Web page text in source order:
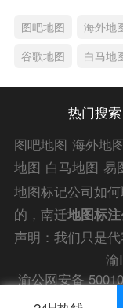
图吧地图 海外地
谷歌地图
白马地
热门搜索
图吧地图 海外地图
地图 白马地图 易
地图 车载地图 导
老虎地图 电子地
苹果 导航犬 老虎
地图标记公司如
的，南迁地图标
司如何取消店铺
快速上线！渝
渝公网安备